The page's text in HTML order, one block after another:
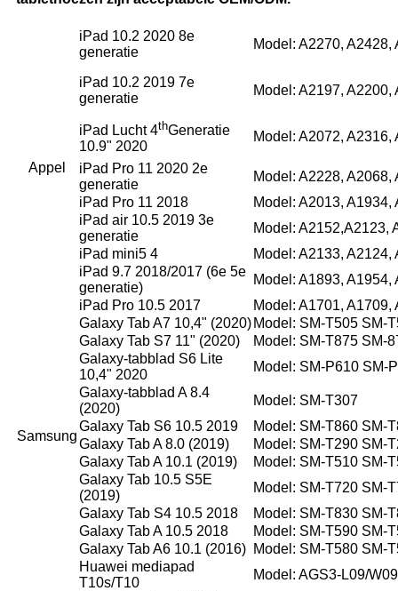
Appel
iPad 10.2 2020 8e
generatie
Model: A2270, A2428,
iPad 10.2 2019 7e
generatie
Model: A2197, A2200,
iPad Lucht 4thGeneratie
10.9" 2020
Model: A2072, A2316,
iPad Pro 11 2020 2e
generatie
Model: A2228, A2068,
iPad Pro 11 2018
Model: A2013, A1934,
iPad air 10.5 2019 3e
generatie
Model: A2152,A2123,
iPad mini5 4
Model: A2133, A2124,
iPad 9.7 2018/2017 (6e 5e
generatie)
Model: A1893, A1954,
iPad Pro 10.5 2017
Model: A1701, A1709,
Samsung
Galaxy Tab A7 10,4" (2020) Model: SM-T505 SM-
Galaxy Tab S7 11" (2020)
Model: SM-T875 SM-
Galaxy-tabblad S6 Lite
10,4" 2020
Model: SM-P610 SM-
Galaxy-tabblad A 8.4
(2020)
Model: SM-T307
Galaxy Tab S6 10.5 2019
Model: SM-T860 SM-
Galaxy Tab A 8.0 (2019)
Model: SM-T290 SM-
Galaxy Tab A 10.1 (2019)
Model: SM-T510 SM-
Galaxy Tab 10.5 S5E
(2019)
Model: SM-T720 SM-
Galaxy Tab S4 10.5 2018
Model: SM-T830 SM-
Galaxy Tab A 10.5 2018
Model: SM-T590 SM-
Galaxy Tab A6 10.1 (2016) Model: SM-T580 SM-
Huawei mediapad
T10s/T10
Model: AGS3-L09/